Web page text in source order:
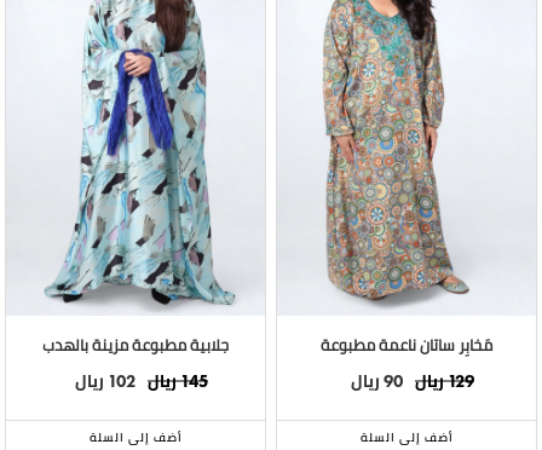
مَخابِر ساتان ناعمة مطبوعة
ريال129 ريال 90
أضف إلى السلة
جلابية مطبوعة مزينة بالهدب
ريال145 ريال 102
أضف إلى السلة